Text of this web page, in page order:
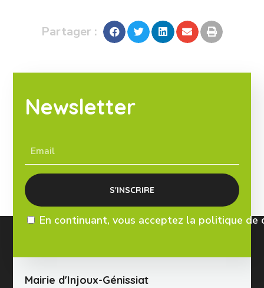
Partager :
Newsletter
En continuant, vous acceptez la politique
Mairie d'Injoux-Génissiat